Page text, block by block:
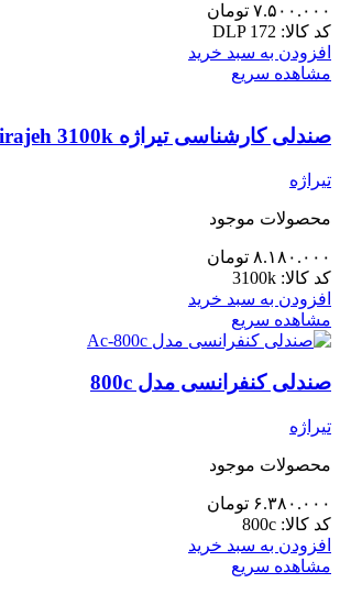
۷.۵۰۰.۰۰۰ تومان
کد کالا: DLP 172
افزودن به سبد خرید
مشاهده سریع
صندلی کارشناسی تیراژه Tirajeh 3100k
تیراژه
محصولات موجود
۸.۱۸۰.۰۰۰ تومان
کد کالا: 3100k
افزودن به سبد خرید
مشاهده سریع
صندلی کنفرانسی مدل 800c
تیراژه
محصولات موجود
۶.۳۸۰.۰۰۰ تومان
کد کالا: 800c
افزودن به سبد خرید
مشاهده سریع